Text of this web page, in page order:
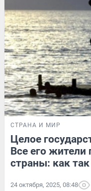
СТРАНА И МИР
Целое
Все его жители
страны: как
24 октября, 2025, 08:48